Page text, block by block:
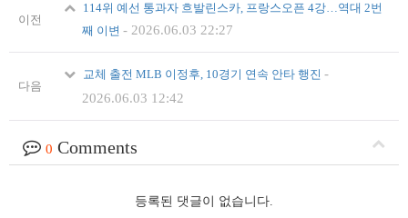
이전
114위 예선 통과자 흐발린스카, 프랑스오픈 4강…역대 2번
째 이변 - 2026.06.03 22:27
다음
교체 출전 MLB 이정후, 10경기 연속 안타 행진 -
2026.06.03 12:42
0 Comments
등록된 댓글이 없습니다.